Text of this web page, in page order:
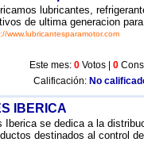
lubricantes,
de ultima generacion
www.lubricantesparamotor.com
Este mes: 0 Votos | 0
Calificación: No
IBERICA
Iberica se dedica a la
destinados al control